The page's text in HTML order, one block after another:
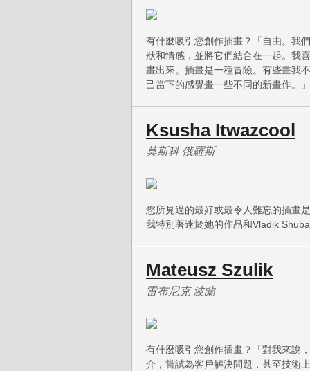
有什麼吸引您創作插畫？「自由。我
狀和情感，並將它們結合在一起。我
畫出來。插畫是一種冒險。有些畫我
己當下的感覺畫一些不同的新畫作。」
Ksusha Itwazcool
莫斯科 俄羅斯
您所見過的最好或最令人難忘的插畫
我特別著迷於她的作品和Vladik
Mateusz Szulik
雷布尼克 波蘭
有什麼吸引您創作插畫？「對我來說
介，嘗試為客戶解決問題，甚至技術